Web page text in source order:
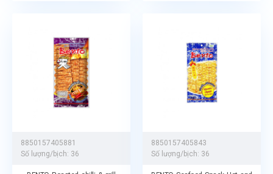
8850157405881
Số lượng/bịch: 36
8850157405843
Số lượng/bịch: 36